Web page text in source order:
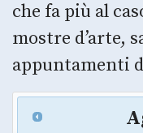
che fa più al
mostre d’arte,
appuntamenti